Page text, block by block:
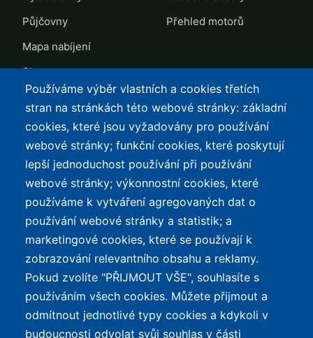
Půjčovny
Mapa nabíjení
Slevy
Přehled motorů
TOP LISTY Z DAT
Přehled top listů
Nejlehčí elektrokola
Největší dojezd
Nejlevnější s Bosch CX
Největší poklesy cen
Nejlepší poměr
cena/výkon
SERVIS
Kontakt
Podmínky užívání a
ochrana osobních údajů
e-Biker Point
Mapa stránek
O WEBU
Průvodce světem
Používáme výběr vlastních a cookies třetích
stran na stránkách této webové stránky: základní
cookies, které jsou vyžadovány pro používání
webové stránky; funkční cookies, které poskytují
lepší jednoduchost používání při používání
webové stránky; výkonnostní cookies, které
používáme k vytváření agregovaných dat o
používání webové stránky a statistik; a
marketingové cookies, které se používají k
zobrazování relevantního obsahu a reklamy.
Pokud zvolíte "PŘIJMOUT VŠE", souhlasíte s
používáním všech cookies. Můžete přijmout a
odmítnout jednotlivé typy cookies a kdykoli v
budoucnosti odvolat svůj souhlas v části